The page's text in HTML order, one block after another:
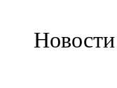
91,5 FM
Новости